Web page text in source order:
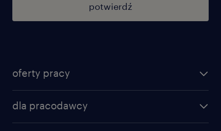
potwierdź
oferty pracy
specjalizacje
dla pracodawcy